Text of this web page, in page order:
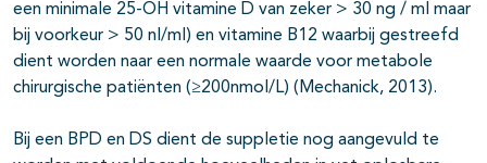
een minimale 25-OH vitamine D van zeker > 30 ng / ml maar
bij voorkeur > 50 nl/ml) en vitamine B12 waarbij gestreefd
dient worden naar een normale waarde voor metabole
chirurgische patiënten (≥200nmol/L) (Mechanick, 2013).
Bij een BPD en DS dient de suppletie nog aangevuld te